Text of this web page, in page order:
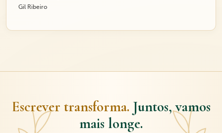
Gil Ribeiro
Escrever transforma. Juntos, vamos
mais longe.